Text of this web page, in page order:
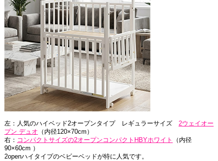
左：人気のハイベッド2オープンタイプ レギュラーサイズ 2ウェイオー
プン デュオ （内径120×70cm）
右： コンパクトサイズの2オープンコンパクトHBYホワイト
（内径
90×60cm ）
2openハイタイプのベビーベッドが特に人気です。